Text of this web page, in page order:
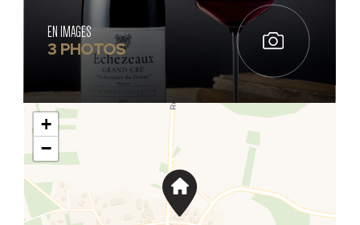
EN IMAGES
3 PHOTOS
+
−